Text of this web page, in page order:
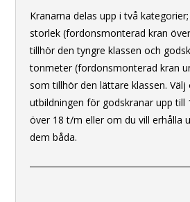
Kranarna delas upp i två
storlek (fordonsmonterad kran
tillhör den tyngre klassen och
tonmeter (fordonsmonterad kran
som tillhör den lättare klassen. Välj
utbildningen för godskranar upp
över 18 t/m eller om du vill erhålla
dem båda.